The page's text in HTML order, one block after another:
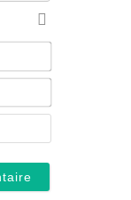
Nom*
E-
mail*
web